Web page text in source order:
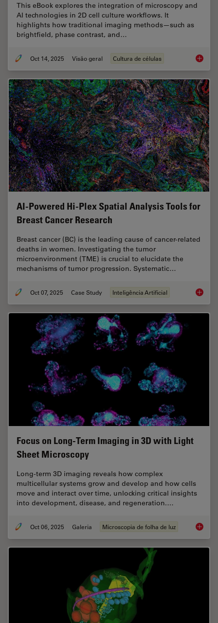
This eBook explores the integration of microscopy and
AI technologies in 2D cell culture workflows. It
highlights how traditional imaging methods—such as
brightfield, phase contrast, and…
Oct 14, 2025 Visão geral Cultura de células
AI-Powered Hi-Plex Spatial Analysis Tools for
Breast Cancer Research
Breast cancer (BC) is the leading cause of cancer-related
deaths in women. Investigating the tumor
microenvironment (TME) is crucial to elucidate the
mechanisms of tumor progression. Systematic…
Oct 07, 2025 Case Study Inteligência Artificial AI-
Focus on Long-Term Imaging in 3D with Light
Sheet Microscopy
Long-term 3D imaging reveals how complex
multicellular systems grow and develop and how cells
move and interact over time, unlocking critical insights
into development, disease, and regeneration.…
Oct 06, 2025 Galeria Microscopia de folha de luz Focus